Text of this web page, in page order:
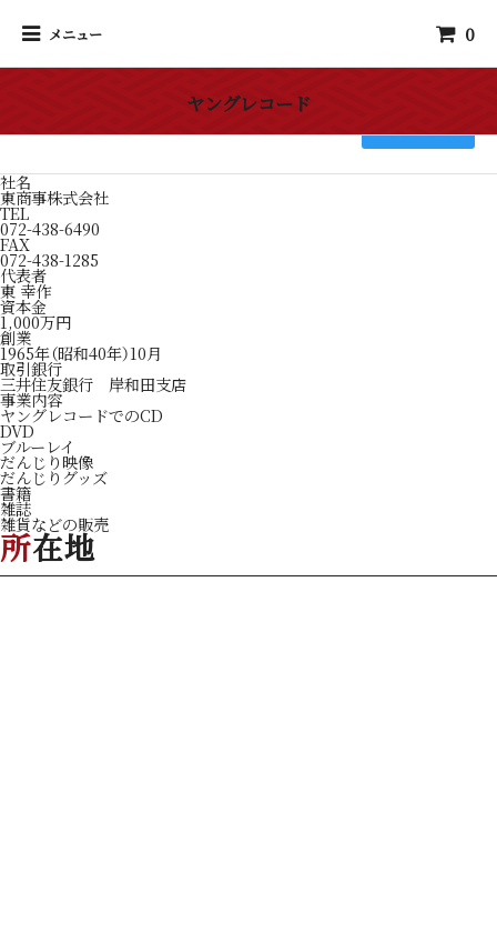
メニュー 0
ヤングレコード
社名
東商事株式会社
TEL
072-438-6490
FAX
072-438-1285
代表者
東 幸作
資本金
1,000万円
創業
1965年（昭和40年）10月
取引銀行
三井住友銀行 岸和田支店
事業内容
ヤングレコードでのCD
DVD
ブルーレイ
だんじり映像
だんじりグッズ
書籍
雑誌
雑貨などの販売
所在地